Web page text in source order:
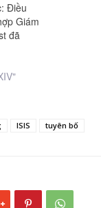
Điều
Giám
đã
ISIS tuyên bố